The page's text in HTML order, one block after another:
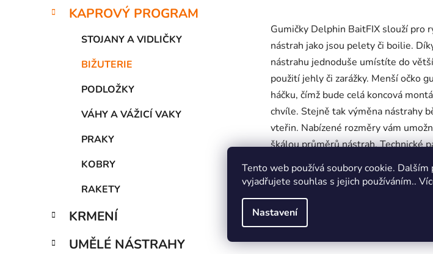
Tento web používá soubory cookie.
vyjadřujete souhlas s jejich používáním..
Nastavení
KAPROVÝ PROGRAM
STOJANY A VIDLIČKY
BIŽUTERIE
PODLOŽKY
VÁHY A VÁŽICÍ VAKY
PRAKY
KOBRY
RAKETY
KRMENÍ
UMĚLÉ NÁSTRAHY
Gumičky Delphin BaitFIX slouží pro
nástrah jako jsou pelety či boilie.
nástrahu jednoduše umístíte do
použití jehly či zarážky. Menší očko
háčku, čímž bude celá koncová
chvíle. Stejně tak výměna nástrahy
vteřin. Nabízené rozměry vám
škálou průměrů nástrah. Technické
M/7mm/30ks L/10mm/30ks